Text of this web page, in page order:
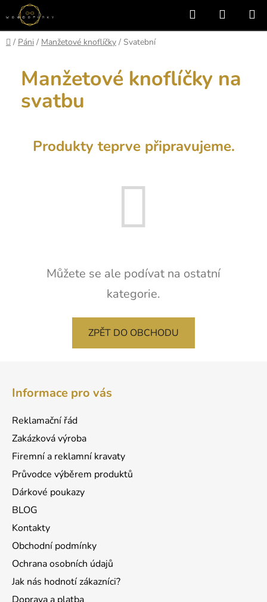
Přejít
na
obsah
Hledat
KOŠÍK
Domů
/ Páni / Manžetové knoflíčky / Svatební
Manžetové knoflíčky na
svatbu
Produkty teprve připravujeme.
Můžete se ale podívat na ostatní
kategorie.
ZPĚT DO OBCHODU
Informace pro vás
Reklamační řád
Zakázková výroba
Firemní a reklamní kravaty
Průvodce výběrem produktů
Dárkové poukazy
BLOG
Kontakty
Obchodní podmínky
Ochrana osobních údajů
Jak nás hodnotí zákazníci?